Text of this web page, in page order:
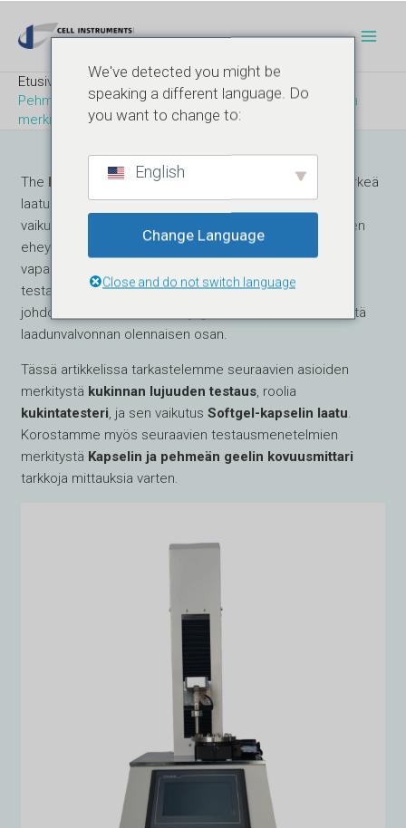
sisältöön
Etusivu
Blogi
Pehmeän liivatekapselin Bloom-vahvuus: Testaaminen ja
merkitys
The Pehmeän gelatiinikapselin kukintavahvuus
on tärkeä
laatuparametri lääketeollisuudessa. Tämä ominaisuus
vaikuttaa suoraan kapselin kykyyn säilyttää rakenteellinen
eheytensä ja mahdollistaa vaikuttavien aineiden halutun
vapautumisen. Kukintalujuuden ymmärtäminen ja
testaaminen varmistaa kapselin tehokkuuden ja
johdonmukaisuuden.
, mikä tekee siitä
laadunvalvonnan olennaisen osan.
Tässä artikkelissa tarkastelemme seuraavien asioiden
merkitystä kukinnan lujuuden testaus, roolia
kukintatesteri, ja sen vaikutusSoftgel-kapselin laatu.
Korostamme myös seuraavien testausmenetelmien
merkitystä Kapselin ja pehmeän geelin kovuusmittari
tarkkoja mittauksia varten.
navigointi
We've detected you might be
speaking a different language. Do
you want to change to:
English
Change Language
Close and do not switch language